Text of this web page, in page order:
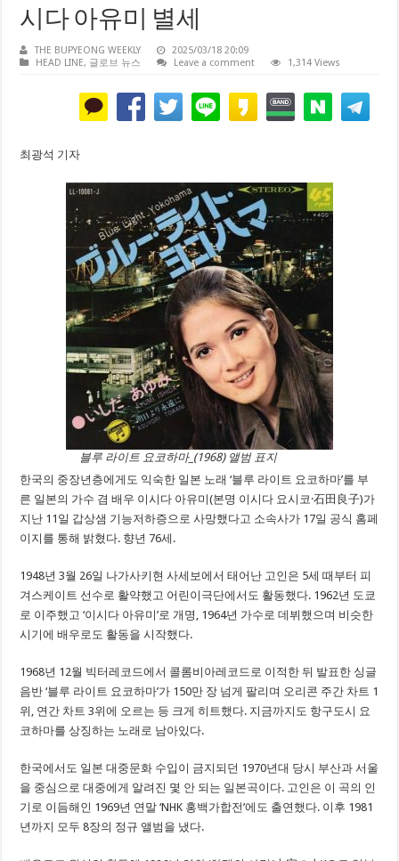
시다 아유미 별세
THE BUPYEONG WEEKLY
2025/03/18 20:09
HEAD LINE, 글로브 뉴스 Leave a comment 1,314 Views
최광석 기자
블루 라이트 요코하마_(1968) 앨범 표지
한국의 중장년층에게도 익숙한 일본 노래 ‘블루 라이트 요코하마’를 부
른 일본의 가수 겸 배우 이시다 아유미(본명 이시다 요시코·石田良子)가
지난 11일 갑상샘 기능저하증으로 사망했다고 소속사가 17일 공식 홈페
이지를 통해 밝혔다. 향년 76세.
1948년 3월 26일 나가사키현 사세보에서 태어난 고인은 5세 때부터 피
겨스케이트 선수로 활약했고 어린이극단에서도 활동했다. 1962년 도쿄
로 이주했고 ‘이시다 아유미’로 개명, 1964년 가수로 데뷔했으며 비슷한
시기에 배우로도 활동을 시작했다.
1968년 12월 빅터레코드에서 콜롬비아레코드로 이적한 뒤 발표한 싱글
음반 ‘블루 라이트 요코하마’가 150만 장 넘게 팔리며 오리콘 주간 차트 1
위, 연간 차트 3위에 오르는 등 크게 히트했다. 지금까지도 항구도시 요
코하마를 상징하는 노래로 남아있다.
한국에서도 일본 대중문화 수입이 금지되던 1970년대 당시 부산과 서울
을 중심으로 대중에게 알려진 몇 안 되는 일본곡이다. 고인은 이 곡의 인
기로 이듬해인 1969년 연말 ‘NHK 홍백가합전’에도 출연했다. 이후 1981
년까지 모두 8장의 정규 앨범을 냈다.